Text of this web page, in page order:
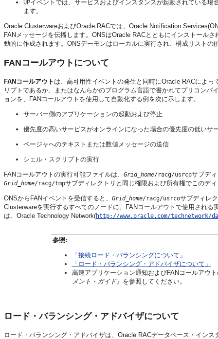
UPイベントでは、サービスおよびインスタンスが起動されている
ます。
Oracle ClusterwareおよびOracle RACでは、Oracle Notification
FANメッセージを伝播します。ONSはOracle RACとともにインストール
動的に作成されます。ONSデーモンはローカルに実行され、構成リスト
FANコールアウトについて
FANコールアウト は、高可用性イベントの発生と同時にOracle RACによ
リプトであるか、またはなんらかのプログラム言語で書かれてプリコン
ョンを、FANコールアウトを使用して自動化する例を次に示します。
サーバー側のアプリケーションの起動および停止
優先度の高いサービスがオンラインになった場合の優先度の低いサ
ページャへのテキストまたは数値メッセージの送信
シェル・スクリプトの実行
FANコールアウトの実行可能ファイルは、 Grid_home/racg/usrcoサブデ
Grid_home/racg/tmpサブディレクトリと同じ権限および所有権でこのデ
ONSからFANイベントを受信すると、 Grid_home/racg/usrcoサブディレ
Clusterwareを実行するすべてのノードに、FANコールアウトで使用され
は、Oracle Technology Network(http://www.oracle.com/technetwork/
参照:
「接続ロード・バランシングについて」
「ロード・バランシング・アドバイザについて」
高速アプリケーション通知およびFANコールアウ
メント・ガイド』 を参照してください。
ロード・バランシング・アドバイザについて
ロード・バランシング・アドバイザは、Oracle RACデータベース・イン